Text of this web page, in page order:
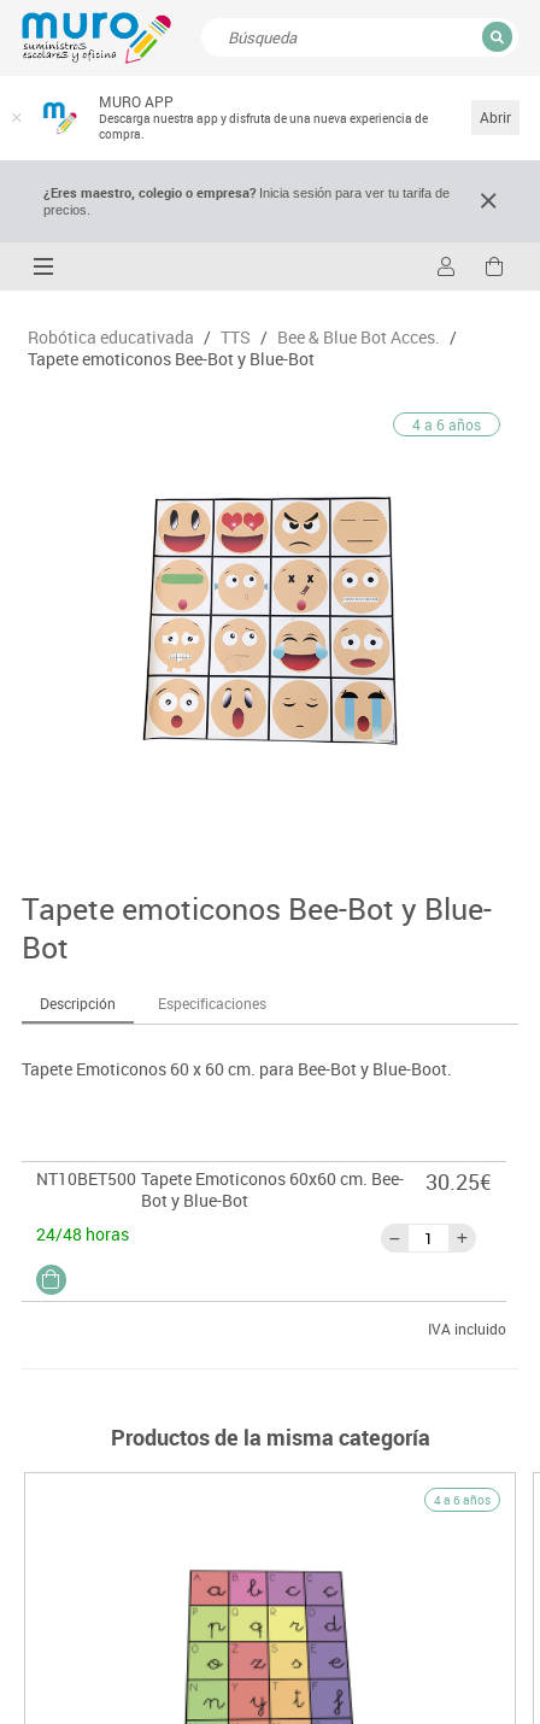
MURO APP
Descarga nuestra app y disfruta de una nueva experiencia de
compra.
Abrir
¿Eres maestro, colegio o empresa?Inicia sesión para ver tu tarifa de
precios.
Robótica educativada / TTS / Bee & Blue Bot Acces.
/
Tapete emoticonos Bee-Bot y Blue-Bot
4 a 6 años
Tapete emoticonos Bee-Bot y Blue-
Bot
Descripción Especificaciones
Tapete Emoticonos 60 x 60 cm. para Bee-Bot y Blue-Boot.
NT10BET500 Tapete Emoticonos 60x60 cm. Bee-
Bot y Blue-Bot
24/48 horas
30.25€
IVA incluido
Productos de la misma categoría
4 a 6 años